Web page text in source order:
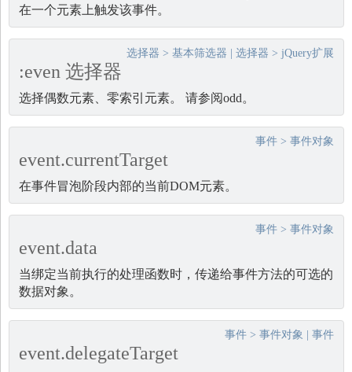
在一个元素上触发该事件。
选择器 > 基本筛选器 选择器 > jQuery扩展
:even 选择器
选择偶数元素、零索引元素。 请参阅odd。
事件 > 事件对象
event.currentTarget
在事件冒泡阶段内部的当前DOM元素。
事件 > 事件对象
event.data
当绑定当前执行的处理函数时，传递给事件方法的可选的
数据对象。
事件 > 事件对象 事件
event.delegateTarget